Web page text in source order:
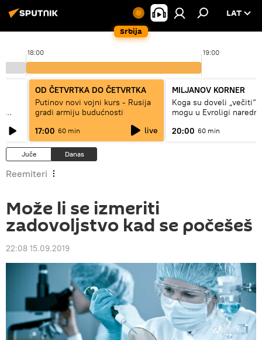
Srbija
LAT
18:00 19:00
OD ČETVRTKA DO ČETVRTKA
Putinov novi vojni kurs - Rusija
gradi armiju budućnosti
17:00 60 min live
MILJANOV KORNER
Koga su doveli „večiti“
mogu u Evroligi
20:00 60 min
Juče Danas
Reemiteri
Može li se izmeriti
zadovoljstvo kad se počešeš
22:08 15.09.2019